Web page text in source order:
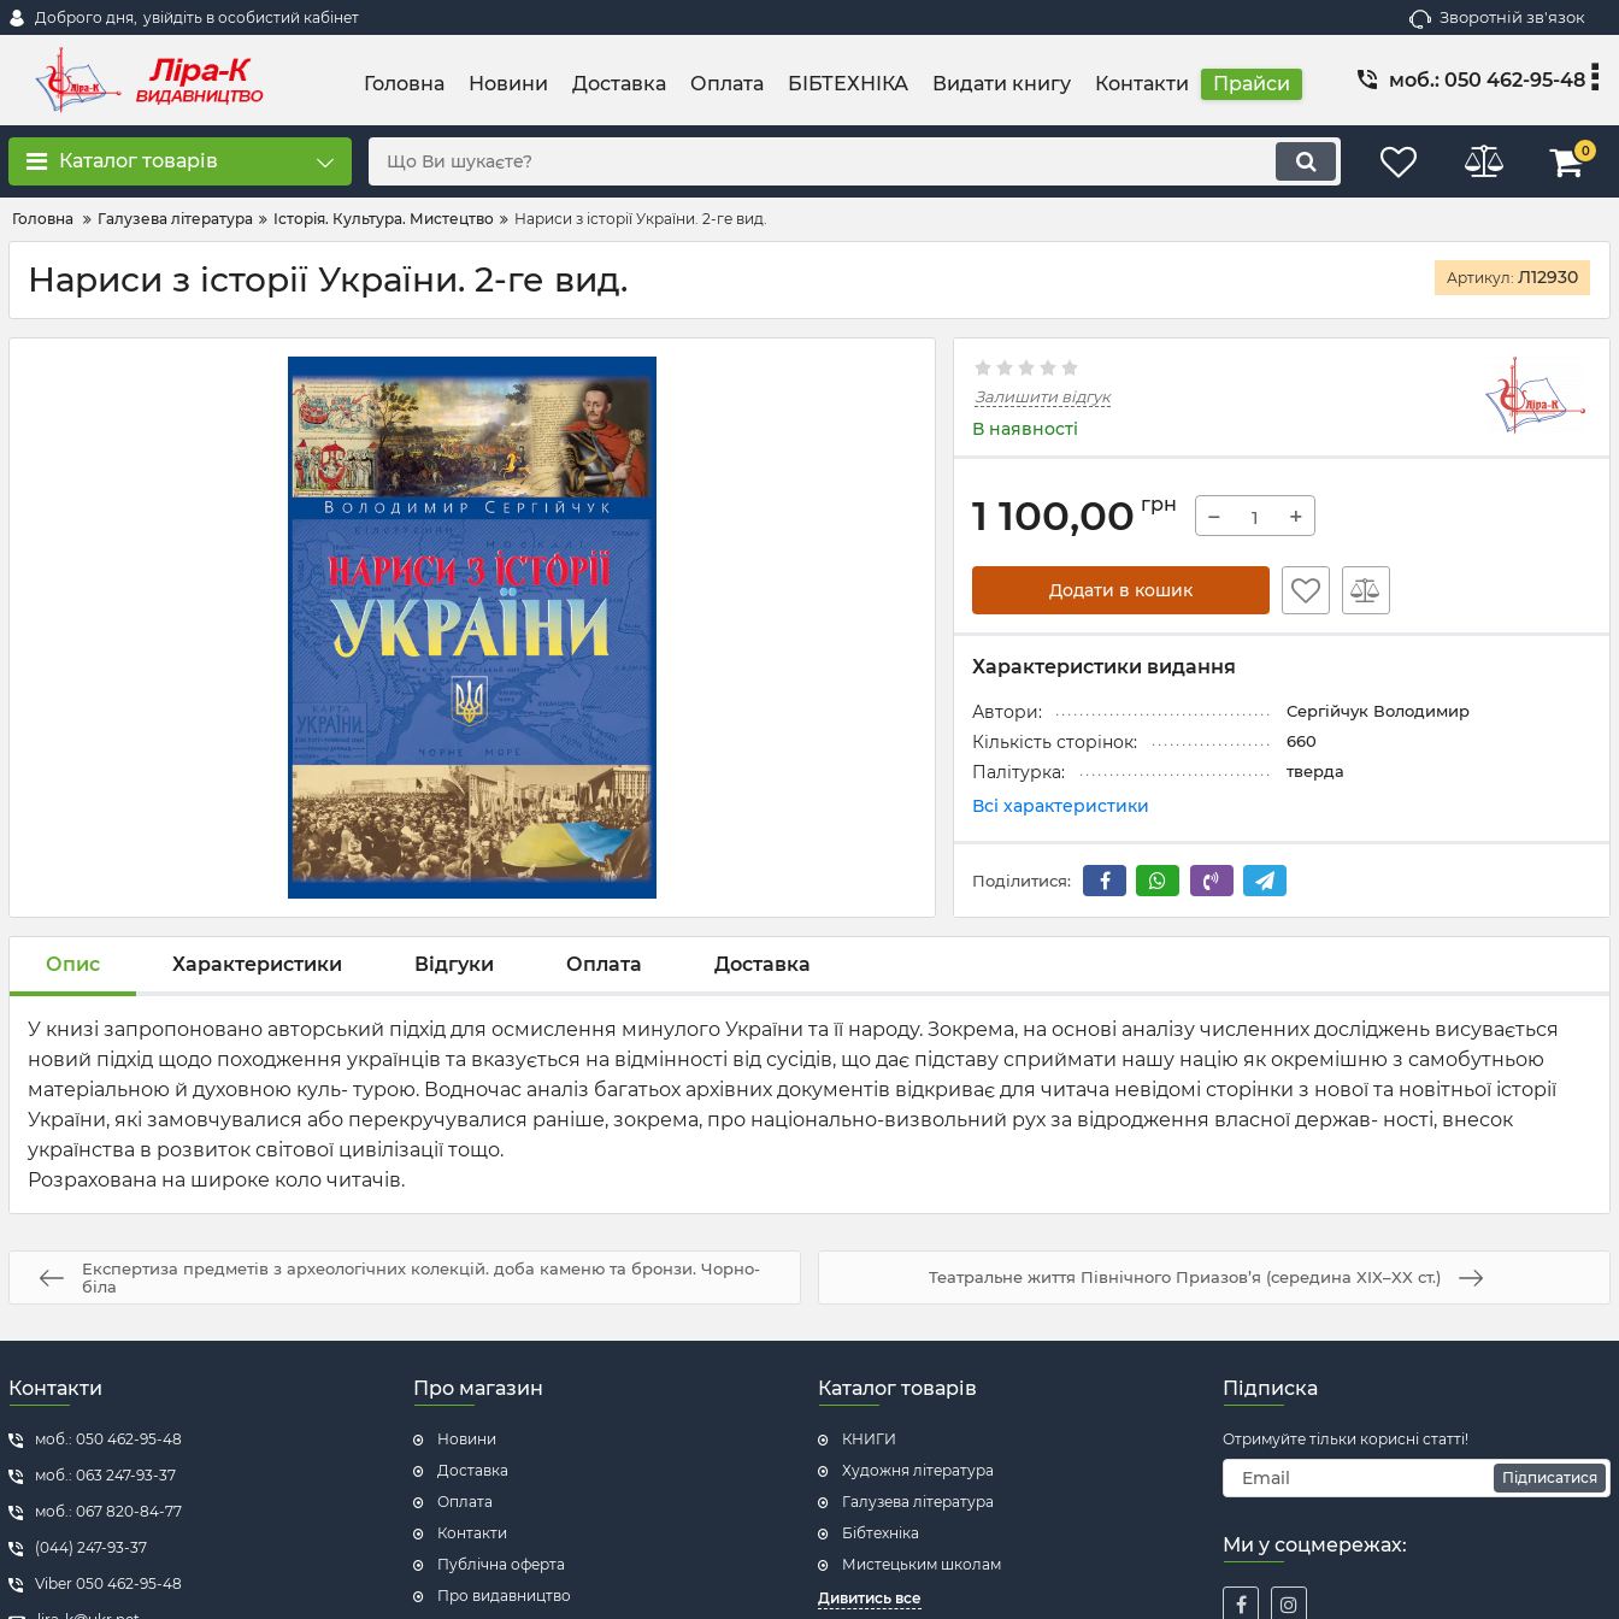
Доброго дня, увійдіть в особистий кабінет Зворотній зв'язок
Головна Новини Доставка Оплата БІБТЕХНІКА Видати книгу Контакти Прайси моб.: 050 462-95-48
Каталог товарів 0
Головна Галузева література Історія. Культура. Мистецтво Нариси з історії України. 2-ге вид.
Нариси з історії України. 2-ге вид. Артикул: Л12930
Залишити відгук
В наявності
1 100,00 грн − +
Додати в кошик
Характеристики видання
Автори: Сергійчук Володимир
Кількість сторінок: 660
Палітурка: тверда
Всі характеристики
Поділитися:
Опис Характеристики Відгуки Оплата Доставка
У книзі запропоновано авторський підхід для осмислення минулого України та її народу. Зокрема, на основі аналізу численних досліджень висувається
новий підхід щодо походження українців та вказується на відмінності від сусідів, що дає підставу сприймати нашу націю як окремішню з самобутньою
матеріальною й духовною куль- турою. Водночас аналіз багатьох архівних документів відкриває для читача невідомі сторінки з нової та новітньої історії
України, які замовчувалися або перекручувалися раніше, зокрема, про національно-визвольний рух за відродження власної держав- ності, внесок
українства в розвиток світової цивілізації тощо.
Розрахована на широке коло читачів.
Експертиза предметів з археологічних колекцій. доба каменю та бронзи. Чорно-
біла
Театральне життя Північного Приазов’я (середина XIX–XX ст.)
Контакти
моб.: 050 462-95-48
моб.: 063 247-93-37
моб.: 067 820-84-77
(044) 247-93-37
Viber 050 462-95-48
Про магазин
Новини
Доставка
Оплата
Контакти
Публічна оферта
Про видавництво
Каталог товарів
КНИГИ
Художня література
Галузева література
Бібтехніка
Мистецьким школам
Дивитись все
Підписка
Отримуйте тільки корисні статті!
Підписатися
Ми у соцмережах: